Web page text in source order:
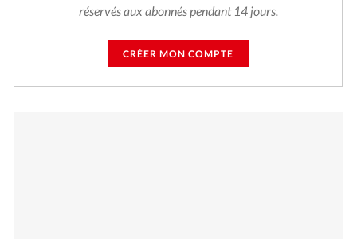
réservés aux abonnés pendant 14 jours.
CRÉER MON COMPTE